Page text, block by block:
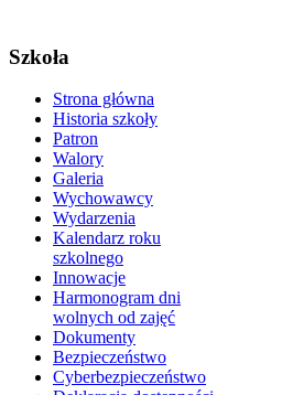
Szkoła
Strona główna
Historia szkoły
Patron
Walory
Galeria
Wychowawcy
Wydarzenia
Kalendarz roku
szkolnego
Innowacje
Harmonogram dni
wolnych od zajęć
Dokumenty
Bezpieczeństwo
Cyberbezpieczeństwo